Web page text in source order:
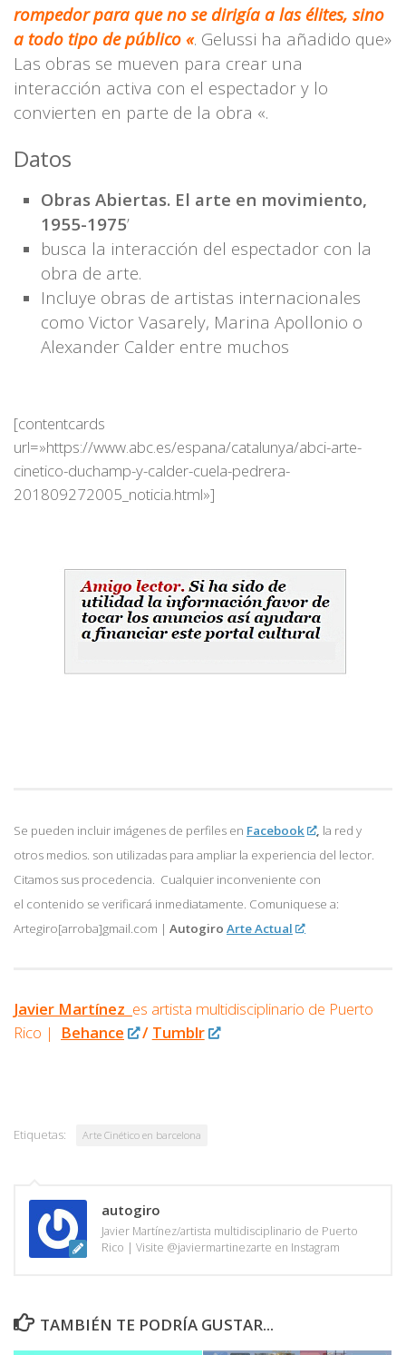
rompedor para que no se dirigía a las élites, sino
a todo tipo de público «. Gelussi ha añadido que»
Las obras se mueven para crear una
interacción activa con el espectador y lo
convierten en parte de la obra «.
Datos
Obras Abiertas. El arte en movimiento,
1955-1975’
busca la interacción del espectador con la
obra de arte.
Incluye obras de artistas internacionales
como Victor Vasarely, Marina Apollonio o
Alexander Calder entre muchos
[contentcards
url=»https://www.abc.es/espana/catalunya/abci-arte-
cinetico-duchamp-y-calder-cuela-pedrera-
201809272005_noticia.html»]
Se pueden incluir imágenes de perfiles en Facebook , la red y
otros medios. son utilizadas para ampliar la experiencia del lector.
Citamos sus procedencia. Cualquier inconveniente con
el contenido se verificará inmediatamente. Comuniquese a:
Artegiro[arroba]gmail.com | Autogiro Arte Actual
Javier Martínez es artista multidisciplinario de Puerto
Rico |
Behance / Tumblr
Etiquetas: Arte Cinético en barcelona
autogiro
Javier Martínez/artista multidisciplinario de Puerto
Rico | Visite @javiermartinezarte en Instagram
TAMBIÉN TE PODRÍA GUSTAR...